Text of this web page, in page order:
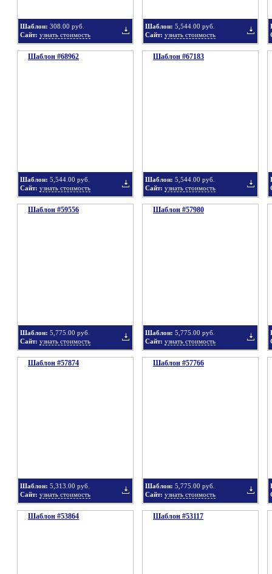
Шаблон: 308.00 руб.
Сайт: узнать стоимость
Шаблон: 5,544.00 руб.
Сайт: узнать стоимость
Шаблон #68962
Шаблон: 5,544.00 руб.
Сайт: узнать стоимость
Шаблон #67183
Шаблон: 5,544.00 руб.
Сайт: узнать стоимость
Шаблон #59556
Шаблон: 5,775.00 руб.
Сайт: узнать стоимость
Шаблон #57980
Шаблон: 5,775.00 руб.
Сайт: узнать стоимость
Шаблон #57874
Шаблон: 5,313.00 руб.
Сайт: узнать стоимость
Шаблон #57766
Шаблон: 5,775.00 руб.
Сайт: узнать стоимость
Шаблон #53864 Шаблон #53117